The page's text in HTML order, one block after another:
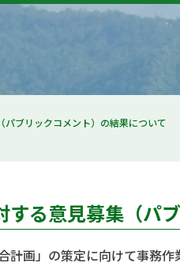
ブリックコメント）の結果について
る意見募集（パ
画」の策定に向けて事務作